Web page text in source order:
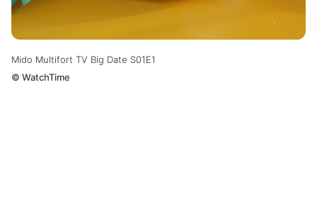
Mido Multifort TV Big Date S01E1
© WatchTime